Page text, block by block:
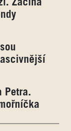
Začíná
Petra.